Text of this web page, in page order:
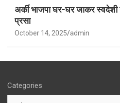
अर्की भाजपा घर-घर जाकर स्वदेशी
प्रसा
October 14, 2025 admin
Categories